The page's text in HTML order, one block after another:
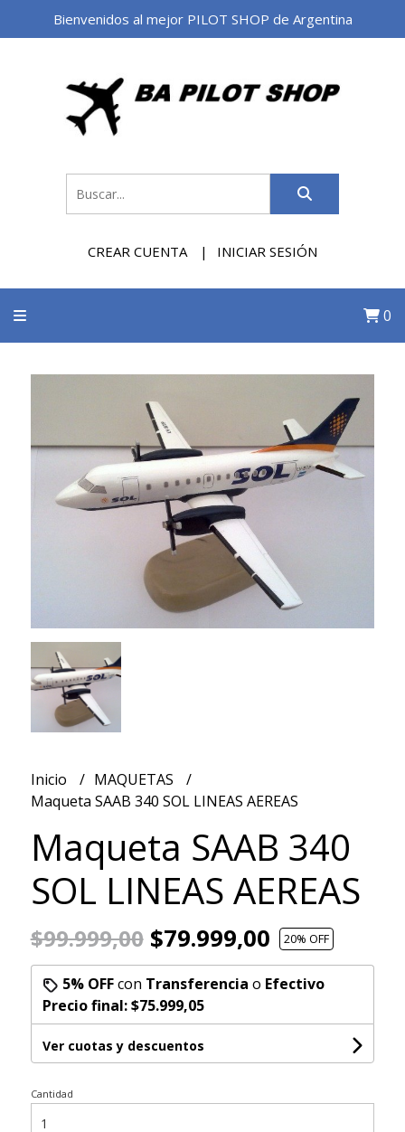
Bienvenidos al mejor PILOT SHOP de Argentina
CREAR CUENTA INICIAR SESIÓN
0
Inicio
MAQUETAS
Maqueta SAAB 340 SOL LINEAS AEREAS
Maqueta SAAB 340
SOL LINEAS AEREAS
$99.999,00$79.999,00 20% OFF
5% OFFcon Transferencia o Efectivo
Precio final:$75.999,05
Ver cuotas y descuentos
Cantidad